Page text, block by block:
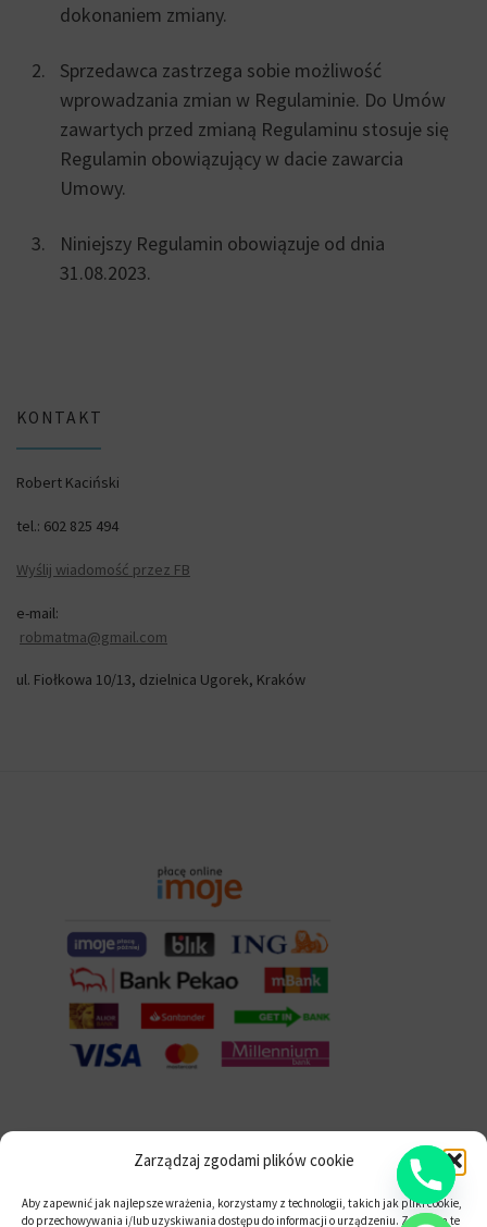
Zarządzaj zgodami plików cookie
Aby zapewnić jak najlepsze wrażenia, korzystamy z technologii, takich jak pliki cookie,
do przechowywania i/lub uzyskiwania dostępu do informacji o urządzeniu. Zgoda na te
dokonaniem zmiany.
Sprzedawca zastrzega sobie możliwość
wprowadzania zmian w Regulaminie. Do Umów
zawartych przed zmianą Regulaminu stosuje się
Regulamin obowiązujący w dacie zawarcia
Umowy.
Niniejszy Regulamin obowiązuje od dnia
31.08.2023.
KONTAKT
Robert Kaciński
tel.: 602 825 494
Wyślij wiadomość przez FB
e-mail:
robmatma@gmail.com
ul. Fiołkowa 10/13, dzielnica Ugorek, Kraków